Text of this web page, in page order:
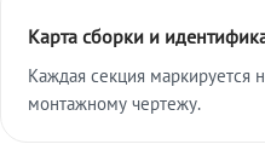
Карта сборки и
Каждая секция маркируется
монтажному чертежу.